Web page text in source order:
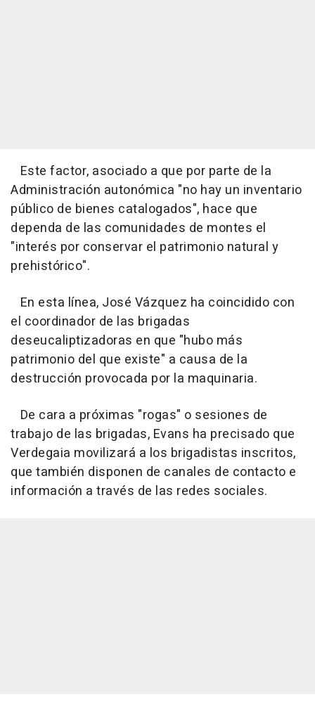
Este factor, asociado a que por parte de la
Administración autonómica "no hay un inventario
público de bienes catalogados", hace que
dependa de las comunidades de montes el
"interés por conservar el patrimonio natural y
prehistórico".
En esta línea, José Vázquez ha coincidido con
el coordinador de las brigadas
deseucaliptizadoras en que "hubo más
patrimonio del que existe" a causa de la
destrucción provocada por la maquinaria.
De cara a próximas "rogas" o sesiones de
trabajo de las brigadas, Evans ha precisado que
Verdegaia movilizará a los brigadistas inscritos,
que también disponen de canales de contacto e
información a través de las redes sociales.